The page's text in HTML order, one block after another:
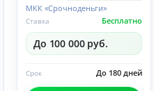
МКК «Срочноденьги»
Бесплатно
Ставка
До 100 000 руб.
До 180 дней
Срок